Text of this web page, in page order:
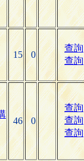
15 0
查詢
查詢
46 0
查詢
查詢
查詢